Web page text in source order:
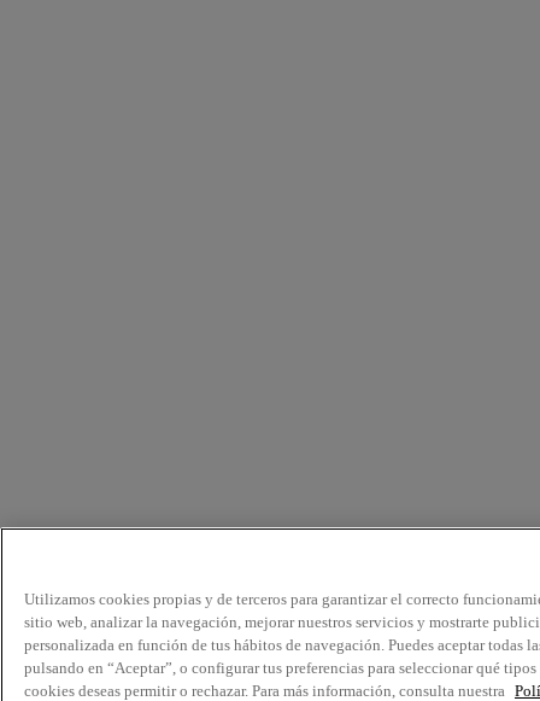
Utilizamos cookies propias y de terceros para garantizar el correcto
sitio web, analizar la navegación, mejorar nuestros servicios y mostrarte
personalizada en función de tus hábitos de navegación. Puedes aceptar todas
pulsando en “Aceptar”, o configurar tus preferencias para seleccionar qué tipos
cookies deseas permitir o rechazar. Para más información, consulta nuestra